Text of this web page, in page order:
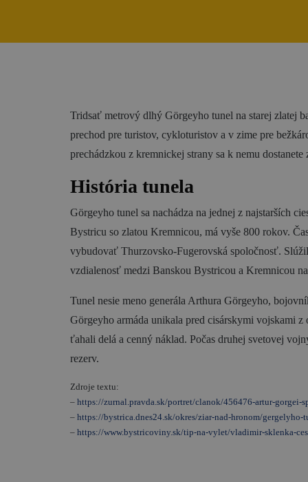
Tridsať metrový dlhý Görgeyho tunel na starej zlatej
prechod pre turistov, cykloturistov a v zime pre
prechádzkou z kremnickej strany sa k nemu dostanete
História tunela
Görgeyho tunel sa nachádza na jednej z najstarších
Bystricu so zlatou Kremnicou, má vyše 800 rokov.
vybudovať Thurzovsko-Fugerovská spoločnosť.
vzdialenosť medzi Banskou Bystricou a Kremnicou
Tunel nesie meno generála Arthura Görgeyho,
Görgeyho armáda unikala pred cisárskymi vojskami
ťahali delá a cenný náklad. Počas druhej svetovej
rezerv.
Zdroje textu:
– https://zurnal.pravda.sk/portret/clanok/456476-artur-gorgei-
– https://bystrica.dnes24.sk/okres/ziar-nad-hronom/
– https://www.bystricoviny.sk/tip-na-vylet/vladimir-sklenka-